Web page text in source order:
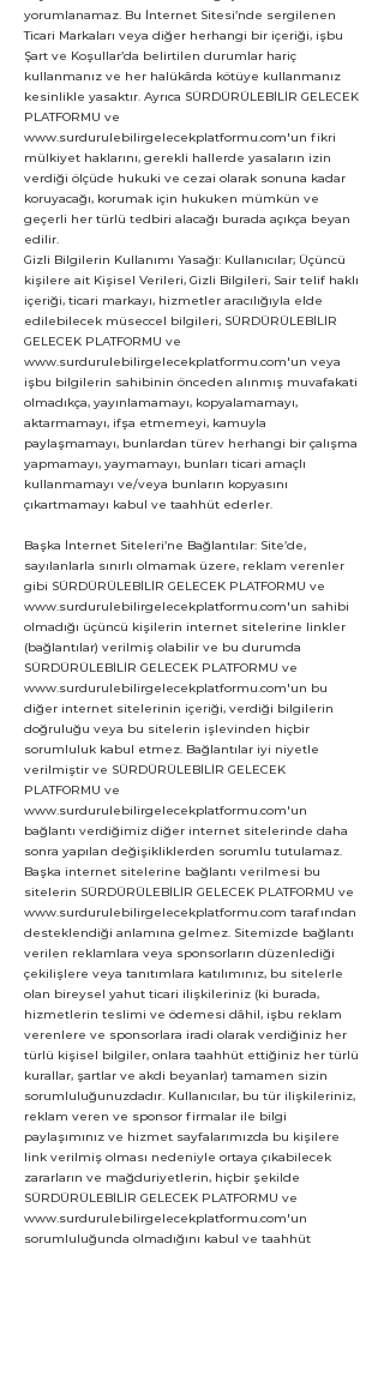
yorumlanamaz. Bu İnternet Sitesi’nde sergilenen
Ticari Markaları veya diğer herhangi bir içeriği, işbu
Şart ve Koşullar’da belirtilen durumlar hariç
kullanmanız ve her halükârda kötüye kullanmanız
kesinlikle yasaktır. Ayrıca SÜRDÜRÜLEBİLİR GELECEK
PLATFORMU ve
www.surdurulebilirgelecekplatformu.com'un fikri
mülkiyet haklarını, gerekli hallerde yasaların izin
verdiği ölçüde hukuki ve cezai olarak sonuna kadar
koruyacağı, korumak için hukuken mümkün ve
geçerli her türlü tedbiri alacağı burada açıkça beyan
edilir.
Gizli Bilgilerin Kullanımı Yasağı: Kullanıcılar; Üçüncü
kişilere ait Kişisel Verileri, Gizli Bilgileri, Sair telif haklı
içeriği, ticari markayı, hizmetler aracılığıyla elde
edilebilecek müseccel bilgileri, SÜRDÜRÜLEBİLİR
GELECEK PLATFORMU ve
www.surdurulebilirgelecekplatformu.com'un veya
işbu bilgilerin sahibinin önceden alınmış muvafakati
olmadıkça, yayınlamamayı, kopyalamamayı,
aktarmamayı, ifşa etmemeyi, kamuyla
paylaşmamayı, bunlardan türev herhangi bir çalışma
yapmamayı, yaymamayı, bunları ticari amaçlı
kullanmamayı ve/veya bunların kopyasını
çıkartmamayı kabul ve taahhüt ederler.
Başka İnternet Siteleri’ne Bağlantılar: Site’de,
sayılanlarla sınırlı olmamak üzere, reklam verenler
gibi SÜRDÜRÜLEBİLİR GELECEK PLATFORMU ve
www.surdurulebilirgelecekplatformu.com'un sahibi
olmadığı üçüncü kişilerin internet sitelerine linkler
(bağlantılar) verilmiş olabilir ve bu durumda
SÜRDÜRÜLEBİLİR GELECEK PLATFORMU ve
www.surdurulebilirgelecekplatformu.com'un bu
diğer internet sitelerinin içeriği, verdiği bilgilerin
doğruluğu veya bu sitelerin işlevinden hiçbir
sorumluluk kabul etmez. Bağlantılar iyi niyetle
verilmiştir ve SÜRDÜRÜLEBİLİR GELECEK
PLATFORMU ve
www.surdurulebilirgelecekplatformu.com'un
bağlantı verdiğimiz diğer internet sitelerinde daha
sonra yapılan değişikliklerden sorumlu tutulamaz.
Başka internet sitelerine bağlantı verilmesi bu
sitelerin SÜRDÜRÜLEBİLİR GELECEK PLATFORMU ve
www.surdurulebilirgelecekplatformu.com tarafından
desteklendiği anlamına gelmez. Sitemizde bağlantı
verilen reklamlara veya sponsorların düzenlediği
çekilişlere veya tanıtımlara katılımınız, bu sitelerle
olan bireysel yahut ticari ilişkileriniz (ki burada,
hizmetlerin teslimi ve ödemesi dâhil, işbu reklam
verenlere ve sponsorlara iradi olarak verdiğiniz her
türlü kişisel bilgiler, onlara taahhüt ettiğiniz her türlü
kurallar, şartlar ve akdi beyanlar) tamamen sizin
sorumluluğunuzdadır. Kullanıcılar, bu tür ilişkileriniz,
reklam veren ve sponsor firmalar ile bilgi
paylaşımınız ve hizmet sayfalarımızda bu kişilere
link verilmiş olması nedeniyle ortaya çıkabilecek
zararların ve mağduriyetlerin, hiçbir şekilde
SÜRDÜRÜLEBİLİR GELECEK PLATFORMU ve
www.surdurulebilirgelecekplatformu.com'un
sorumluluğunda olmadığını kabul ve taahhüt